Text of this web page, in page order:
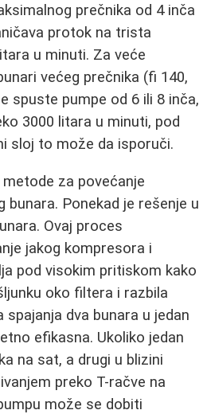
prečnika od 4 inča
protok na trista
u minuti. Za veće
većeg prečnika (fi 140,
spuste pumpe od 6 ili 8 inča,
3000 litara u minuti, pod
sloj to može da isporuči.
za povećanje
Ponekad je rešenje u
Ovaj proces
jakog kompresora i
pod visokim pritiskom kako
oko filtera i razbila
spajanja dva bunara u jedan
efikasna. Ukoliko jedan
na sat, a drugi u blizini
preko T-račve na
može se dobiti